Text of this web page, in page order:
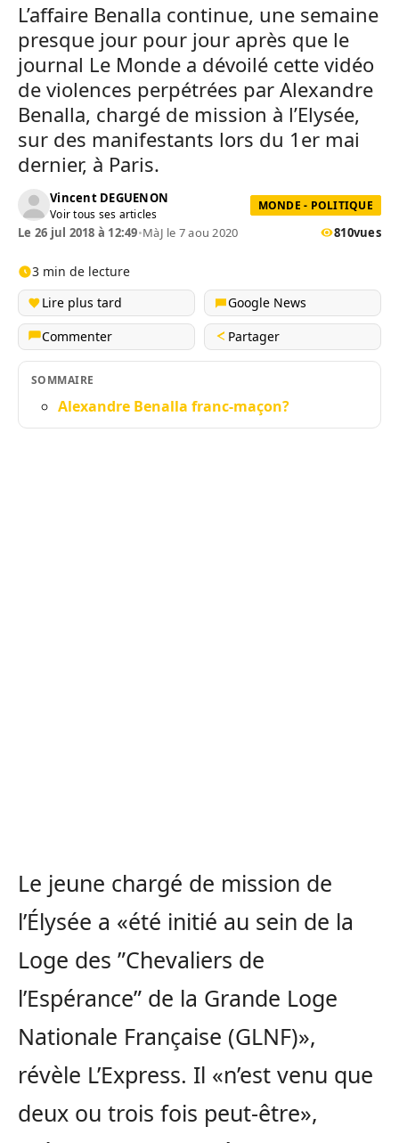
L’affaire Benalla continue, une semaine
presque jour pour jour après que le
journal Le Monde a dévoilé cette vidéo
de violences perpétrées par Alexandre
Benalla, chargé de mission à l’Elysée,
sur des manifestants lors du 1er mai
dernier, à Paris.
Vincent DEGUENON
Voir tous ses articles
MONDE - POLITIQUE
Le 26 jul 2018 à 12:49•MàJ le 7 aou 2020 810vues
3 min de lecture
Lire plus tard
Google News
Commenter
Partager
SOMMAIRE
Alexandre Benalla franc-maçon?
Le jeune chargé de mission de
l’Élysée a «été initié au sein de la
Loge des ”Chevaliers de
l’Espérance” de la Grande Loge
Nationale Française (GLNF)»,
révèle L’Express. Il «n’est venu que
deux ou trois fois peut-être»,